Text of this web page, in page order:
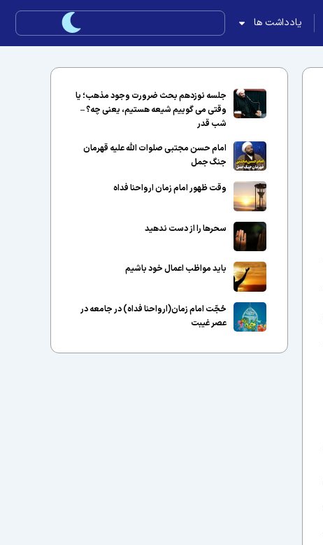
یادداشت ها
جلسه نوزدهم بحث ضرورت وجود مذهب؛ یا
وقتی می گوییم شیعه هستیم، یعنی چه؟ –
شب قدر
امام حسن مجتبی صلوات الله علیه قهرمان
جنگ جمل
وقت ظهور امام زمان ارواحنا فداه
سحرها را از دست ندهید
باید مواظب اعمال خود باشیم
حُجّت امام زمان(ارواحنا فداه) در جامعه در
عصر غیبت